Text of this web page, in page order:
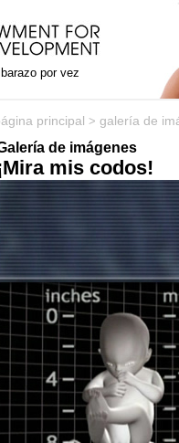
por vez
principal > galería de
de imágenes
mis codos!